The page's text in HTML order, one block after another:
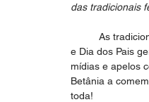
das tradicionais
e Dia dos Pais
mídias e apelos
Betânia a
toda!